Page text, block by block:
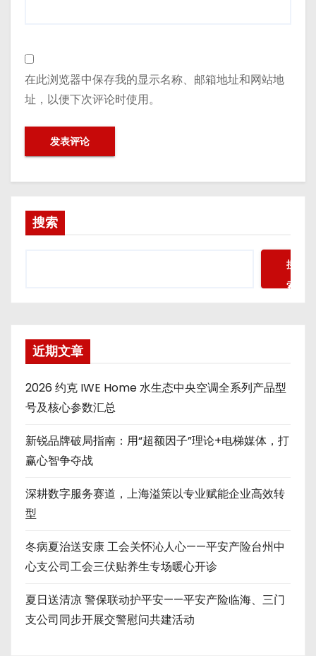
在此浏览器中保存我的显示名称、邮箱地址和网站地
址，以便下次评论时使用。
搜索
搜
索
近期文章
2026 约克 IWE Home 水生态中央空调全系列产品型
号及核心参数汇总
新锐品牌破局指南：用“超额因子”理论+电梯媒体，打
赢心智争夺战
深耕数字服务赛道，上海溢策以专业赋能企业高效转
型
冬病夏治送安康 工会关怀沁人心——平安产险台州中
心支公司工会三伏贴养生专场暖心开诊
夏日送清凉 警保联动护平安——平安产险临海、三门
支公司同步开展交警慰问共建活动